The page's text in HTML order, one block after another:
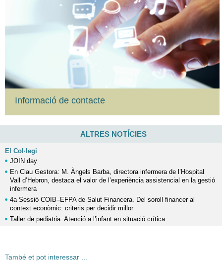
Informació de contacte
ALTRES NOTÍCIES
El Col·legi
JOIN day
En Clau Gestora: M. Àngels Barba, directora infermera de l’Hospital
Vall d’Hebron, destaca el valor de l’experiència assistencial en la gestió
infermera
4a Sessió COIB–EFPA de Salut Financera. Del soroll financer al
context econòmic: criteris per decidir millor
Taller de pediatria. Atenció a l’infant en situació crítica
També et pot interessar ...